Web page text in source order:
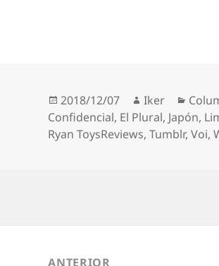
Publicado
el
2018/12/07 Autor
Iker
Confidencial, El Plural, Japón,
Ryan ToysReviews,Tumblr,Voi,
ANTERIOR